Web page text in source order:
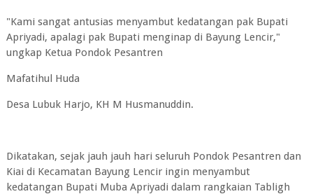
"Kami sangat antusias menyambut kedatangan pak Bupati
Apriyadi, apalagi pak Bupati menginap di Bayung Lencir,"
ungkap Ketua Pondok Pesantren
Mafatihul Huda
Desa Lubuk Harjo, KH M Husmanuddin.
Dikatakan, sejak jauh jauh hari seluruh Pondok Pesantren dan
Kiai di Kecamatan Bayung Lencir ingin menyambut
kedatangan Bupati Muba Apriyadi dalam rangkaian Tabligh